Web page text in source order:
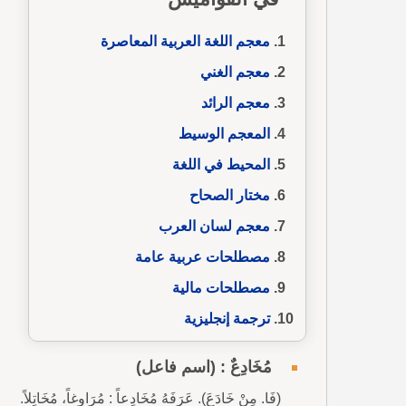
معجم اللغة العربية المعاصرة
معجم الغني
معجم الرائد
المعجم الوسيط
المحيط في اللغة
مختار الصحاح
معجم لسان العرب
مصطلحات عربية عامة
مصطلحات مالية
ترجمة إنجليزية
مُخَادِعٌ : (اسم فاعل)
(فَا. مِنْ خَادَعَ). عَرَفَهُ مُخَادِعاً : مُرَاوِغاً، مُخَاتِلاً.